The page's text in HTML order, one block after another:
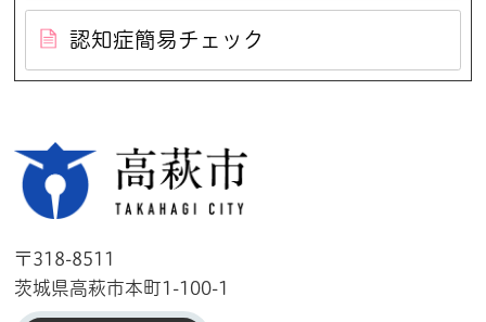
認知症簡易チェック
〒318-8511
茨城県高萩市本町1-100-1